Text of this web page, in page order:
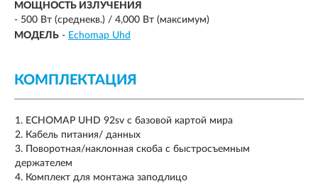
МОЩНОСТЬ ИЗЛУЧЕНИЯ
- 500 Вт (среднекв.) / 4,000 Вт (максимум)
МОДЕЛЬ - Echomap Uhd
КОМПЛЕКТАЦИЯ
ECHOMAP UHD 92sv с базовой картой мира
Кабель питания/ данных
Поворотная/наклонная скоба с быстросъемным
держателем
Комплект для монтажа заподлицо